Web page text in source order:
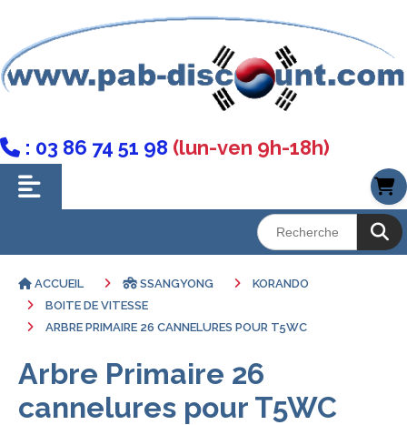
 : 03 86 74 51 98 (lun-ven 9h-18h)
ACCUEIL SSANGYONG
KORANDO
BOITE DE VITESSE
ARBRE PRIMAIRE 26 CANNELURES POUR T5WC
Arbre Primaire 26
cannelures pour T5WC